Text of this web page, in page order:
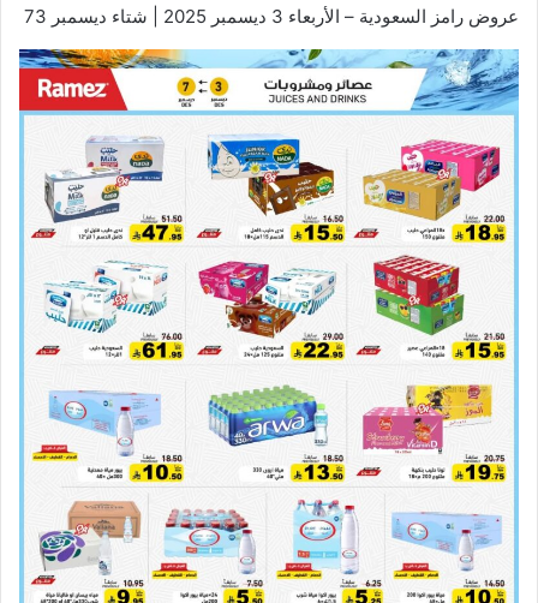
عروض رامز السعودية – الأربعاء 3 ديسمبر 2025 | شتاء ديسمبر 73